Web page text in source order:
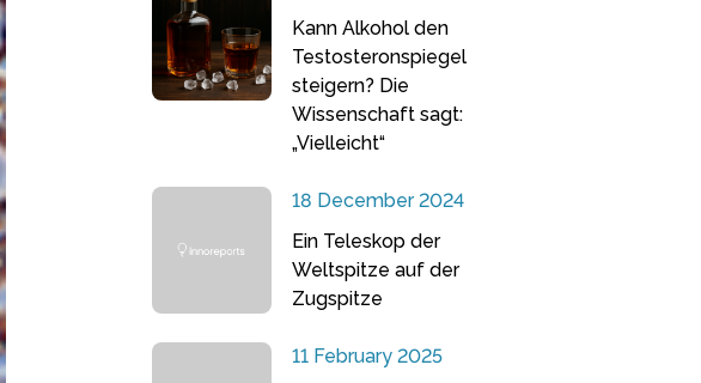
Kann Alkohol den
Testosteronspiegel
steigern? Die
Wissenschaft sagt:
„Vielleicht“
18 December 2024
Ein Teleskop der
Weltspitze auf der
Zugspitze
11 February 2025